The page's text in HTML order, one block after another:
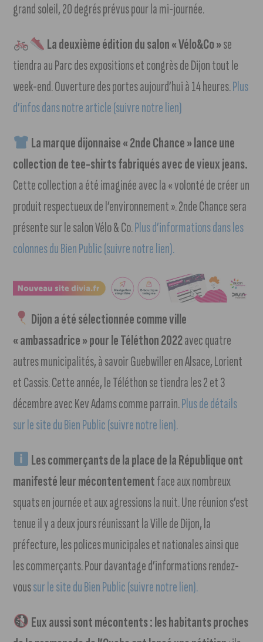
grand soleil, 20 degrés prévus pour la mi-journée.
La deuxième édition du salon « Vélo&Co »se
tiendra au Parc des expositions et congrès de Dijon tout le
week-end. Ouverture des portes aujourd’hui à 14 heures.Plus
d’infos dans notre article (suivre notre lien)
La marque dijonnaise « 2nde Chance » lance une
collection de tee-shirts fabriqués avec de vieux jeans.
Cette collection a été imaginée avec la « volonté de créer un
produit respectueux de l’environnement ». 2nde Chance sera
présente sur le salon Vélo & Co.Plus d’informations dans les
colonnes du Bien Public (suivre notre lien).
Dijon a été sélectionnée comme ville
« ambassadrice » pour le Téléthon 2022avec quatre
autres municipalités, à savoir Guebwiller en Alsace, Lorient
et Cassis. Cette année, le Téléthon se tiendra les 2 et 3
décembre avec Kev Adams comme parrain.Plus de détails
sur le site du Bien Public (suivre notre lien).
Les commerçants de la place de la République ont
manifesté leur mécontentementface aux nombreux
squats en journée et aux agressions la nuit. Une réunion s’est
tenue il y a deux jours réunissant la Ville de Dijon, la
préfecture, les polices municipales et nationales ainsi que
les commerçants. Pour davantage d’informations rendez-
voussur le site du Bien Public (suivre notre lien).
Eux aussi sont mécontents : les habitants proches